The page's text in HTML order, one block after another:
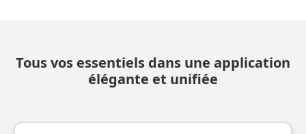
Tous vos essentiels dans une application
élégante et unifiée